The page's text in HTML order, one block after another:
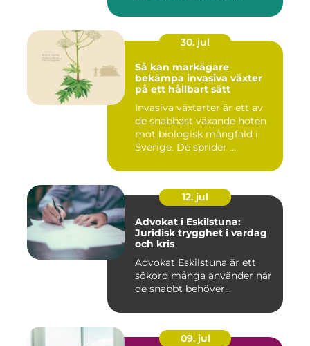
30. jul
Så kan markägare
bekämpa invasiva växter
på ett hållbart sätt
Invasiva växtarter är ett av
de snabbast växande hoten
mot biologisk mångfald i
Sverige. De sprider ...
12. jul
Advokat i Eskilstuna:
Juridisk trygghet i vardag
och kris
Advokat Eskilstuna är ett
sökord många använder när
de snabbt behöver...
09. jul